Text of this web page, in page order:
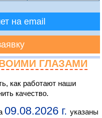
на email
ГЛАЗАМИ
как работают наши
качество.
09.08.2026 г.указаны